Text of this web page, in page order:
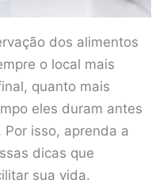
dos alimentos
o local mais
quanto mais
eles duram antes
isso, aprenda a
dicas que
sua vida.